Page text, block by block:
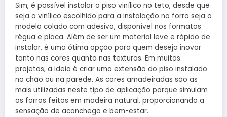
Sim, é possível instalar o piso vinílico no teto, desde que
seja o vinílico escolhido para a instalação no forro seja o
modelo colado com adesivo, disponível nos formatos
régua e placa. Além de ser um material leve e rápido de
instalar, é uma ótima opção para quem deseja inovar
tanto nas cores quanto nas texturas. Em muitos
projetos, a ideia é criar uma extensão do piso instalado
no chão ou na parede. As cores amadeiradas são as
mais utilizadas neste tipo de aplicação porque simulam
os forros feitos em madeira natural, proporcionando a
sensação de aconchego e bem-estar.